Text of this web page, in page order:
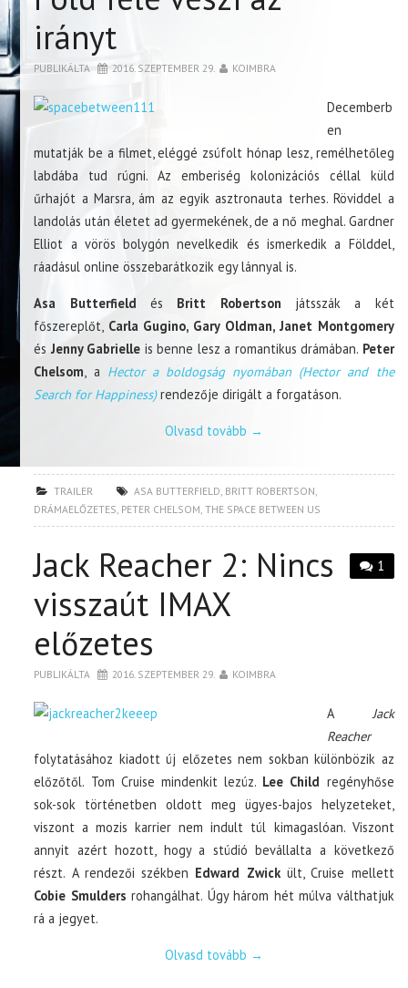
irányt
PUBLIKÁLTA 2016. SZEPTEMBER 29. KOIMBRA
Decemberb
en
mutatják be a filmet, eléggé zsúfolt hónap lesz, remélhetőleg
labdába tud rúgni. Az emberiség kolonizációs céllal küld
űrhajót a Marsra, ám az egyik asztronauta terhes. Röviddel a
landolás után életet ad gyermekének, de a nő meghal. Gardner
Elliot a vörös bolygón nevelkedik és ismerkedik a Földdel,
ráadásul online összebarátkozik egy lánnyal is.
Asa Butterfield és Britt Robertson játsszák a két
főszereplőt, Carla Gugino, Gary Oldman, Janet Montgomery
és Jenny Gabrielle is benne lesz a romantikus drámában. Peter
Chelsom, a Hector a boldogság nyomában (Hector and the
Search for Happiness)rendezője dirigált a forgatáson.
Olvasd tovább →
TRAILER ASA BUTTERFIELD BRITT ROBERTSON
DRÁMAELŐZETES PETER CHELSOM ,THE SPACE BETWEEN US
1
Jack Reacher 2: Nincs
visszaút IMAX
előzetes
PUBLIKÁLTA 2016. SZEPTEMBER 29. KOIMBRA
AJack
Reacher
folytatásához kiadott új előzetes nem sokban különbözik az
előzőtől. Tom Cruise mindenkit lezúz. Lee Child regényhőse
sok-sok történetben oldott meg ügyes-bajos helyzeteket,
viszont a mozis karrier nem indult túl kimagaslóan. Viszont
annyit azért hozott, hogy a stúdió bevállalta a következő
részt. A rendezői székben Edward Zwickült, Cruise mellett
Cobie Smulders rohangálhat. Úgy három hét múlva válthatjuk
rá a jegyet.
Olvasd tovább →